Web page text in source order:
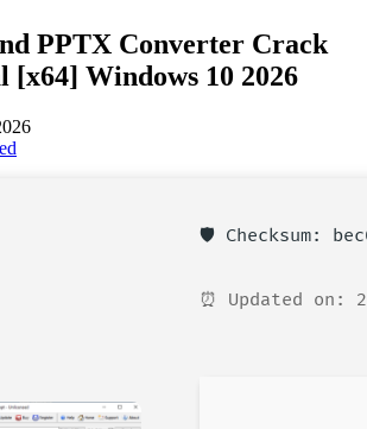
PPTX Converter Crack
[x64] Windows 10 2026
🛡️ Checksum:
⏰ Updated on: